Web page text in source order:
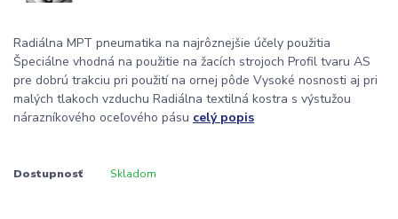
Radiálna MPT pneumatika na najrôznejšie účely použitia
Špeciálne vhodná na použitie na žacích strojoch Profil tvaru AS
pre dobrú trakciu pri použití na ornej pôde Vysoké nosnosti aj pri
malých tlakoch vzduchu Radiálna textilná kostra s výstužou
nárazníkového oceľového pásu celý popis
Dostupnosť Skladom